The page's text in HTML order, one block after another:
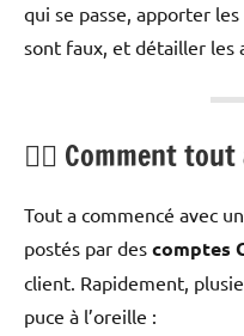
qui se passe, apporter
sont faux, et détailler les
🕵️‍♂️ Comment tout
Tout a commencé avec
postés par des comptes
client. Rapidement,
puce à l’oreille :